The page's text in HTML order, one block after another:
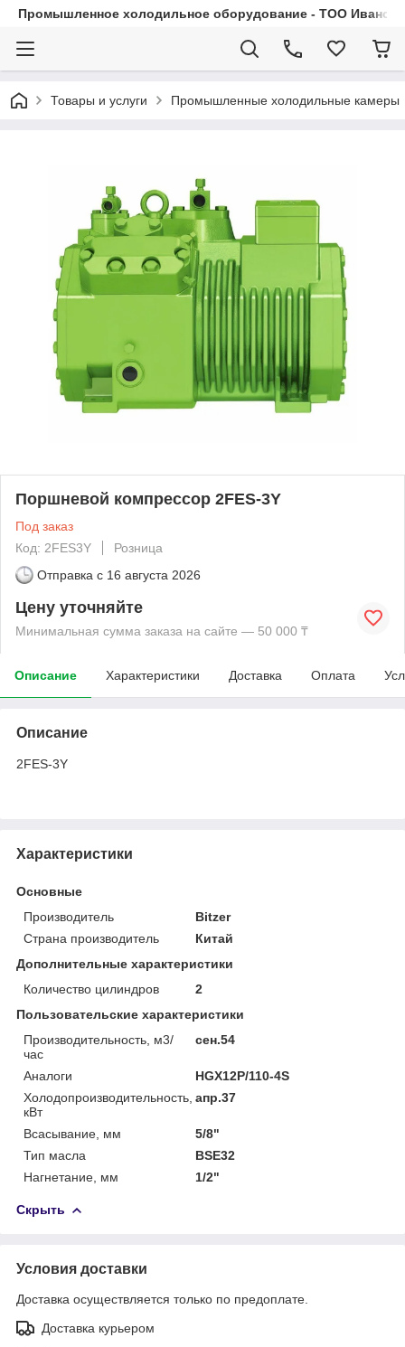
Промышленное холодильное оборудование - ТОО
Товары и услуги Промышленные холодильные камеры
Поршневой компрессор 2FES-3Y
Под заказ
Код: 2FES3Y
Розница
Отправка с 16 августа 2026
Цену уточняйте
Минимальная сумма заказа на сайте — 50 000 ₸
Описание Характеристики Доставка Оплата
Описание
2FES-3Y
Характеристики
Основные
Производитель
Bitzer
Страна производитель
Китай
Дополнительные характеристики
Количество цилиндров
2
Пользовательские характеристики
Производительность, м3/
час
сен.54
Аналоги
HGX12P/110-4S
Холодопроизводительность,
кВт
апр.37
Всасывание, мм
5/8"
Тип масла
BSE32
Нагнетание, мм
1/2"
Скрыть
Условия доставки
Доставка осуществляется только по предоплате.
Доставка курьером